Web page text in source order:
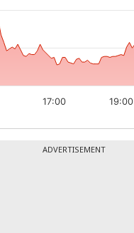
17:00 19:00
ADVERTISEMENT